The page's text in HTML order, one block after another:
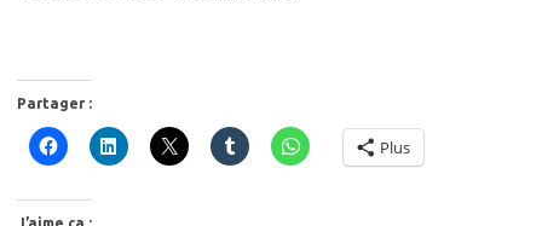
Partager :
Plus
J’aime ça :